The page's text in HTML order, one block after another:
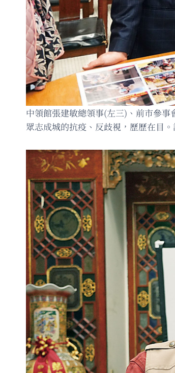
中領館張建敏總領事(左三)、前市參
眾志成城的抗疫、反歧視，歷歷在目